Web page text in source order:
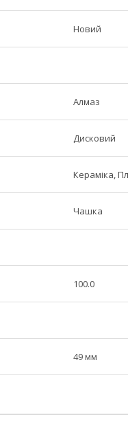
Новий
Алмаз
Дисковий
Кераміка,
Чашка
100.0
49 мм